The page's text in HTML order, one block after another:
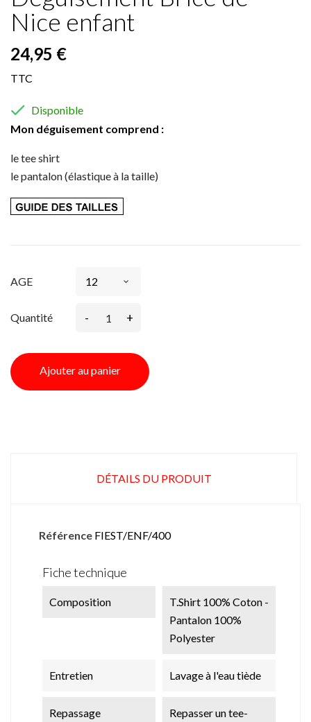
Nice enfant
24,95 €
TTC
 Disponible
Mon déguisement comprend :
le tee shirt
le pantalon (élastique à la taille)
AGE
Quantité - +
Ajouter au panier
DÉTAILS DU PRODUIT
Référence FIEST/ENF/400
Fiche technique
Composition
T.Shirt 100% Coton -
Pantalon 100%
Polyester
Entretien Lavage à l'eau tiède
Repassage
Repasser un tee-